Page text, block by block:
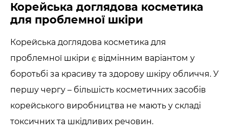
Корейська доглядова косметика
для проблемної шкіри
Корейська доглядова косметика для
проблемної шкіри є відмінним варіантом у
боротьбі за красиву та здорову шкіру обличчя. У
першу чергу – більшість косметичних засобів
корейського виробництва не мають у складі
токсичних та шкідливих речовин.